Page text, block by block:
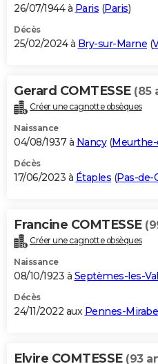
26/07/1944 à Paris (Paris)
Décès
25/02/2024 à Bry-sur-Marne (
Gerard COMTESSE (85
Créer une cagnotte obsèques
Naissance
04/08/1937 à Nancy(
Décès
17/06/2023 à Étaples (Pas-de-
Francine COMTESSE
Créer une cagnotte obsèques
Naissance
08/10/1923 à Septèmes-les-
Décès
24/11/2022 aux Pennes-
Elvire COMTESSE (93